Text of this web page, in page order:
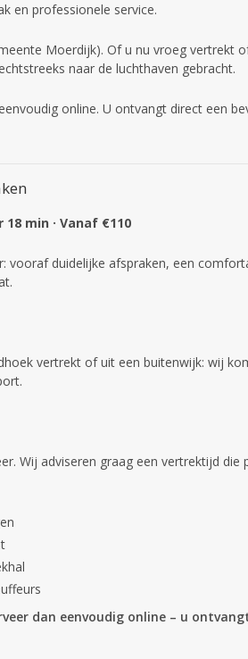
en professionele service.
Moerdijk). Of u nu vroeg vertrekt
naar de luchthaven gebracht.
online. U ontvangt direct een
min · Vanaf €110
vooraf duidelijke afspraken, een
vertrekt of uit een buitenwijk: wij
Wij adviseren graag een vertrektijd die
dan eenvoudig online – u